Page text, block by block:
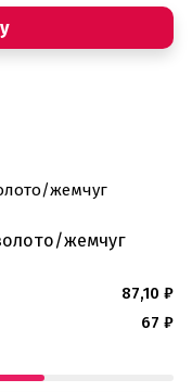
жемчуг
87,10 ₽
67 ₽